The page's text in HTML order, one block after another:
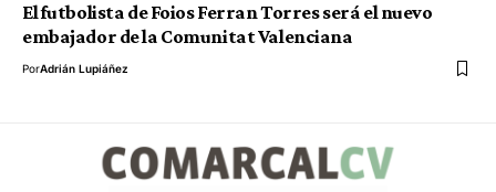
El futbolista de Foios Ferran Torres será el nuevo
embajador de la Comunitat Valenciana
PorAdrián Lupiáñez